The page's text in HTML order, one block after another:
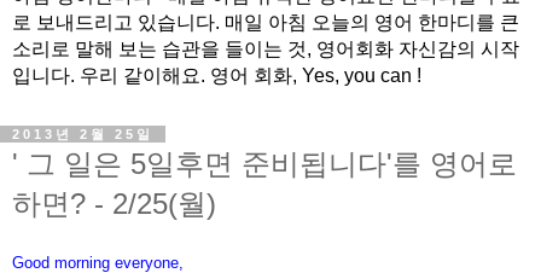
로 보내드리고 있습니다. 매일 아침 오늘의 영어 한마디를 큰
소리로 말해 보는 습관을 들이는 것, 영어회화 자신감의 시작
입니다. 우리 같이해요. 영어 회화, Yes, you can !
2013년 2월 25일
' 그 일은 5일후면 준비됩니다'를 영어로
하면? - 2/25(월)
Good morning everyone,